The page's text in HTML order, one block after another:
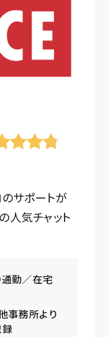
サポートが
人気チャット
勤／在宅
事務所より